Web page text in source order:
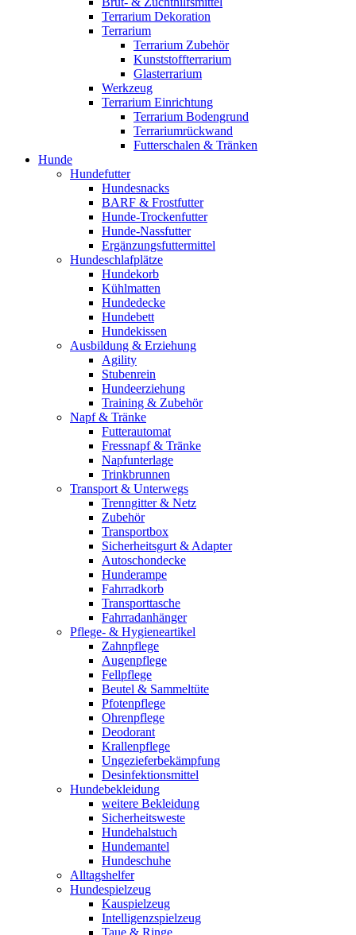
Terrarium Dekoration
Terrarium
Terrarium Zubehör
Kunststoffterrarium
Glasterrarium
Werkzeug
Terrarium Einrichtung
Terrarium Bodengrund
Terrariumrückwand
Futterschalen & Tränken
Hunde
Hundefutter
Hundesnacks
BARF & Frostfutter
Hunde-Trockenfutter
Hunde-Nassfutter
Ergänzungsfuttermittel
Hundeschlafplätze
Hundekorb
Kühlmatten
Hundedecke
Hundebett
Hundekissen
Ausbildung & Erziehung
Agility
Stubenrein
Hundeerziehung
Training & Zubehör
Napf & Tränke
Futterautomat
Fressnapf & Tränke
Napfunterlage
Trinkbrunnen
Transport & Unterwegs
Trenngitter & Netz
Zubehör
Transportbox
Sicherheitsgurt & Adapter
Autoschondecke
Hunderampe
Fahrradkorb
Transporttasche
Fahrradanhänger
Pflege- & Hygieneartikel
Zahnpflege
Augenpflege
Fellpflege
Beutel & Sammeltüte
Pfotenpflege
Ohrenpflege
Deodorant
Krallenpflege
Ungezieferbekämpfung
Desinfektionsmittel
Hundebekleidung
weitere Bekleidung
Sicherheitsweste
Hundehalstuch
Hundemantel
Hundeschuhe
Alltagshelfer
Hundespielzeug
Kauspielzeug
Intelligenzspielzeug
Taue & Ringe